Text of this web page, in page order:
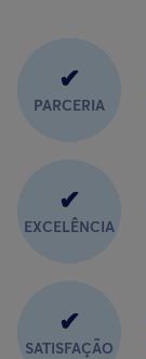
✔
PARCERIA
✔
EXCELÊNCIA
✔
SATISFAÇÃO